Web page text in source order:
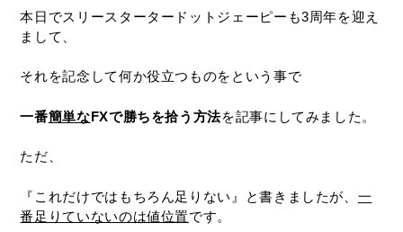
本日でスリースタータードットジェーピーも3周年を迎え
まして、
それを記念して何か役立つものをという事で
一番簡単なFXで勝ちを拾う方法を記事にしてみました。
ただ、
『これだけではもちろん足りない』と書きましたが、 一
番足りていないのは値位置です。